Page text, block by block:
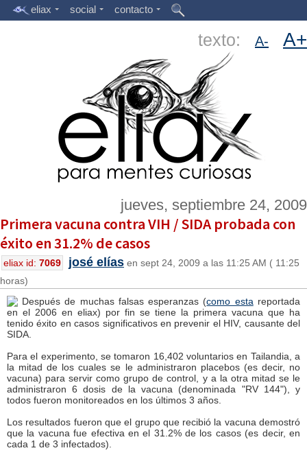
eliax social contacto
texto: A- A+
jueves, septiembre 24, 2009
Primera vacuna contra VIH / SIDA probada con
éxito en 31.2% de casos
eliax id: 7069 josé elías en sept 24, 2009 a las 11:25 AM ( 11:25
horas)
Después de muchas falsas esperanzas (como esta reportada
en el 2006 en eliax) por fin se tiene la primera vacuna que ha
tenido éxito en casos significativos en prevenir el HIV, causante del
SIDA.
Para el experimento, se tomaron 16,402 voluntarios en Tailandia, a
la mitad de los cuales se le administraron placebos (es decir, no
vacuna) para servir como grupo de control, y a la otra mitad se le
administraron 6 dosis de la vacuna (denominada "RV 144"), y
todos fueron monitoreados en los últimos 3 años.
Los resultados fueron que el grupo que recibió la vacuna demostró
que la vacuna fue efectiva en el 31.2% de los casos (es decir, en
cada 1 de 3 infectados).